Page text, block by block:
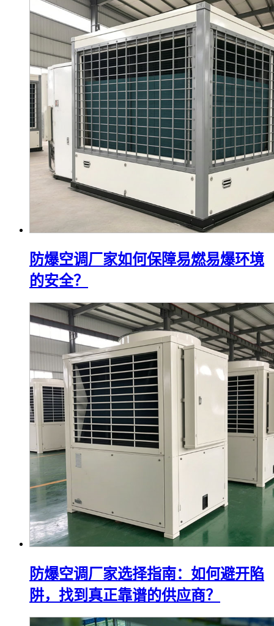
防爆空调厂家如何保障易燃易爆环境
的安全？
防爆空调厂家选择指南：如何避开陷
阱，找到真正靠谱的供应商？